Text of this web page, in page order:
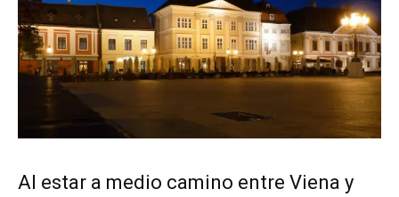
Al estar a medio camino entre Viena y